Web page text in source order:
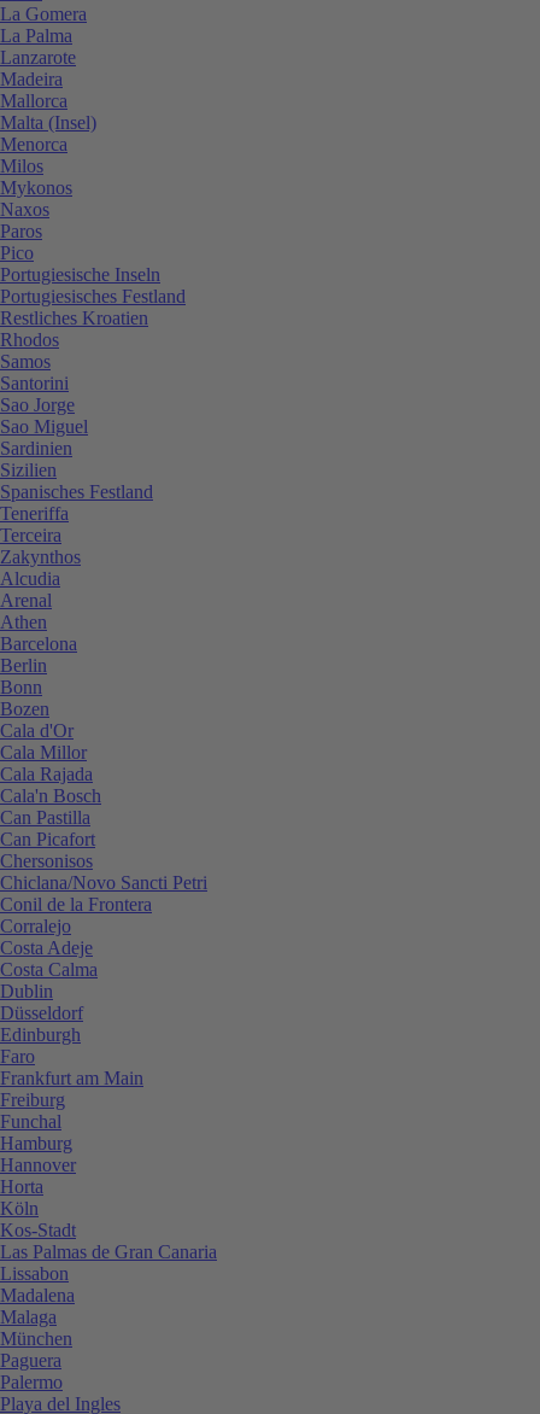
La Gomera
La Palma
Lanzarote
Madeira
Mallorca
Malta (Insel)
Menorca
Milos
Mykonos
Naxos
Paros
Pico
Portugiesische Inseln
Portugiesisches Festland
Restliches Kroatien
Rhodos
Samos
Santorini
Sao Jorge
Sao Miguel
Sardinien
Sizilien
Spanisches Festland
Teneriffa
Terceira
Zakynthos
Alcudia
Arenal
Athen
Barcelona
Berlin
Bonn
Bozen
Cala d'Or
Cala Millor
Cala Rajada
Cala'n Bosch
Can Pastilla
Can Picafort
Chersonisos
Chiclana/Novo Sancti Petri
Conil de la Frontera
Corralejo
Costa Adeje
Costa Calma
Dublin
Düsseldorf
Edinburgh
Faro
Frankfurt am Main
Freiburg
Funchal
Hamburg
Hannover
Horta
Köln
Kos-Stadt
Las Palmas de Gran Canaria
Lissabon
Madalena
Malaga
München
Paguera
Palermo
Playa del Ingles